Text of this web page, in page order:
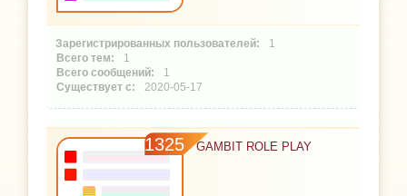
1
1
1
2020-05-17
1325 GAMBIT ROLE PLAY